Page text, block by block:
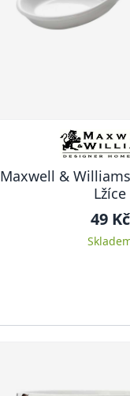
Maxwell &
Lžíce
49 Kč